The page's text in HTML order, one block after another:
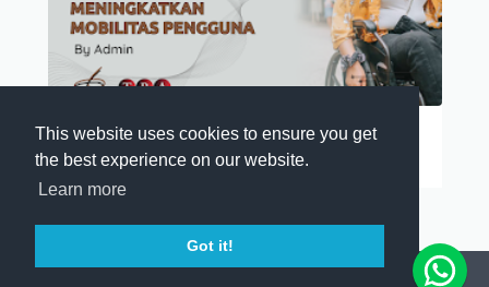
This website uses cookies to ensure you get
the best experience on our website.
Learn more
Got it!
Fungsi Kursi Roda
Kursi roda merupakan salah satu alat ban…